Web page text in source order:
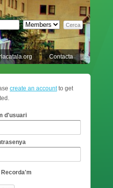
Contacta
create an accountto get
d'usuari
Recorda'm